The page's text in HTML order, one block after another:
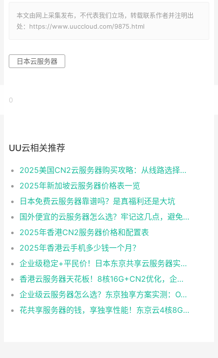
本文由网上采集发布，不代表我们立场，转载联系作者并注明出
处：https://www.uuccloud.com/9875.html
日本云服务器
0
UU云相关推荐
2025美国CN2云服务器购买攻略：从线路选择到实操最全指南
2025年新加坡云服务器价格表一览
日本免费云服务器靠谱吗？是真福利还是大坑
国外便宜的云服务器怎么选？牢记这几点，避免踩坑
2025年香港CN2服务器价格和配置表
2025年香港云手机多少钱一个月？
企业级稳定+平民价！日本东京共享云服务器实测：CentOS 7.9系统+资源隔离，稳定性达99.99%
香港云服务器天花板！8核16G+CN2优化，企业级数据安全+毫秒级延迟双保险！
企业级云服务器怎么选？东京独享方案实测：OA系统响应提速40%，成本降65%
花共享服务器的钱，享独享性能！东京云4核8G+10M带宽降价来袭